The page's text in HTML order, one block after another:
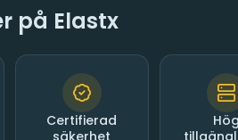
på Elastx
Certifierad
Hög